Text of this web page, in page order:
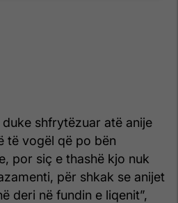
shfrytëzuar atë anije
të vogël që po bën
por siç e thashë kjo nuk
për shkak se anijet
deri në fundin e liqenit”,